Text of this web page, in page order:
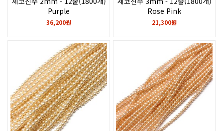
Purple
36,200원
Rose Pink
21,300원